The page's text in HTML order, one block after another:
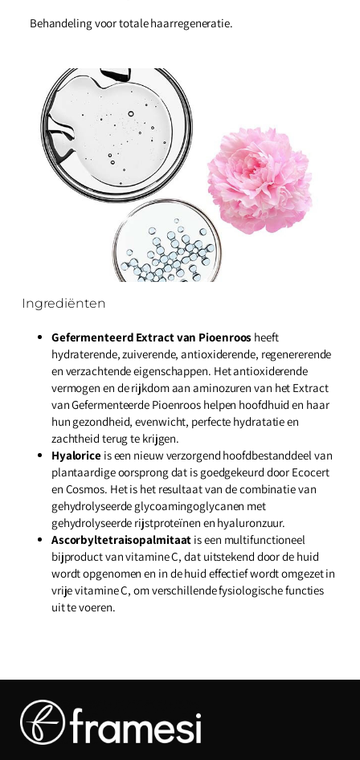
Behandeling voor totale haarregeneratie.
Ingrediënten
Gefermenteerd Extract van Pioenroos heeft
hydraterende, zuiverende, antioxiderende, regenererende
en verzachtende eigenschappen. Het antioxiderende
vermogen en de rijkdom aan aminozuren van het Extract
van Gefermenteerde Pioenroos helpen hoofdhuid en haar
hun gezondheid, evenwicht, perfecte hydratatie en
zachtheid terug te krijgen.
Hyaloriceis een nieuw verzorgend hoofdbestanddeel van
plantaardige oorsprong dat is goedgekeurd door Ecocert
en Cosmos. Het is het resultaat van de combinatie van
gehydrolyseerde glycoamingoglycanen met
gehydrolyseerde rijstproteïnen en hyaluronzuur.
Ascorbyltetraisopalmitaat is een multifunctioneel
bijproduct van vitamine C, dat uitstekend door de huid
wordt opgenomen en in de huid effectief wordt omgezet in
vrije vitamine C, om verschillende fysiologische functies
uit te voeren.